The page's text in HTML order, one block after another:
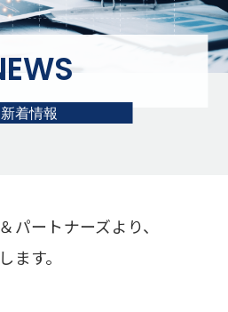
新着情報
パートナーズより、
ます。